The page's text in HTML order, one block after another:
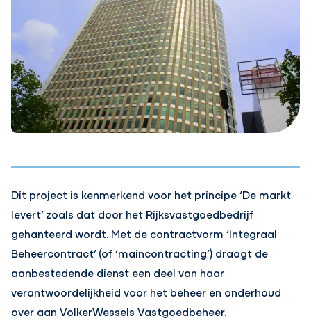
Dit project is kenmerkend voor het principe ‘De markt
levert’ zoals dat door het Rijksvastgoedbedrijf
gehanteerd wordt. Met de contractvorm ‘Integraal
Beheercontract’ (of ‘maincontracting’) draagt de
aanbestedende dienst een deel van haar
verantwoordelijkheid voor het beheer en onderhoud
over aan VolkerWessels Vastgoedbeheer.